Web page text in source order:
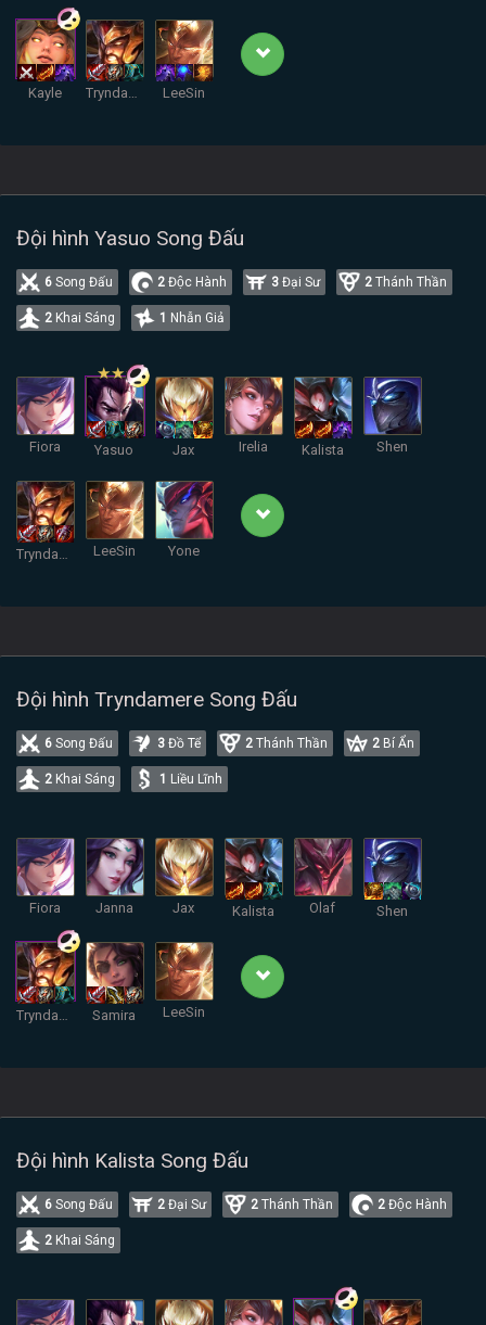
Kayle Tryndamere LeeSin
Đội hình Yasuo Song Đấu
6 Song Đấu 2 Độc Hành 3 Đại Sư 2 Thánh Thần
2 Khai Sáng 1 Nhẫn Giả
Fiora Yasuo Jax Irelia Kalista Shen
Tryndamere LeeSin Yone
Đội hình Tryndamere Song Đấu
6 Song Đấu 3 Đồ Tể 2 Thánh Thần 2 Bí Ẩn
2 Khai Sáng 1 Liều Lĩnh
Fiora Janna Jax Kalista Olaf Shen
Tryndamere Samira LeeSin
Đội hình Kalista Song Đấu
6 Song Đấu 2 Đại Sư 2 Thánh Thần 2 Độc Hành
2 Khai Sáng